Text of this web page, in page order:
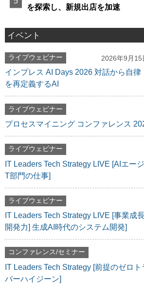
を探索し、新規出店を加速
イベント
ライブウェビナー 2026年9月
インプレス AI Days 2026 対話から自
を再定義するAI
ライブウェビナー
プロセスマイニング コンファレンス
ライブウェビナー
IT Leaders Tech Strategy LIVE [AIエー
T部門の仕事]
ライブウェビナー
IT Leaders Tech Strategy LIVE [事業成
開発力] 生成AI時代のシステム開発]
コンファレンス/セミナー
IT Leaders Tech Strategy [前提のゼロ
バーハイジーン]